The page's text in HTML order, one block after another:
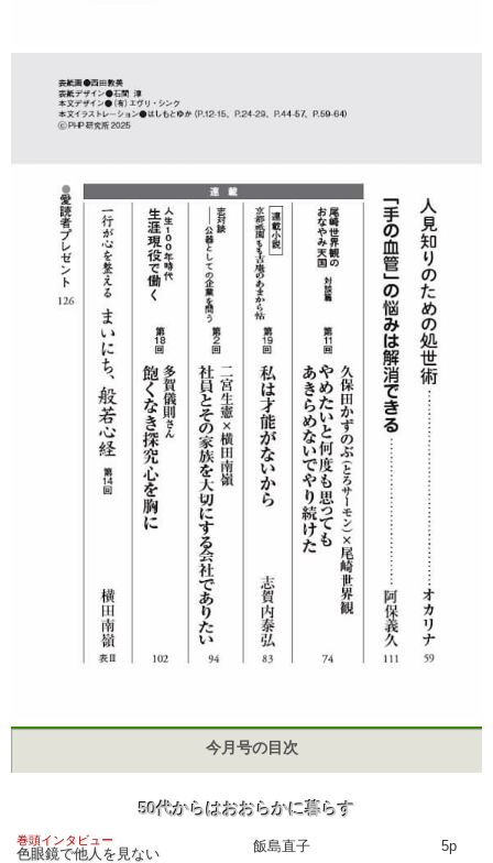
今月号の目次
50代からはおおらかに暮らす
巻頭インタビュー
色眼鏡で他人を見ない 飯島直子 5p